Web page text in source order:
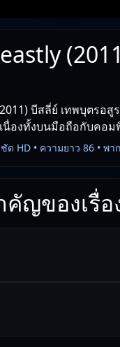
บีสลี่ย์ เทพบุตรอ
นื่องทั้งบนมือถือกับคอม
ด HD • ความยาว 86 • พา
ญของเรื่อ